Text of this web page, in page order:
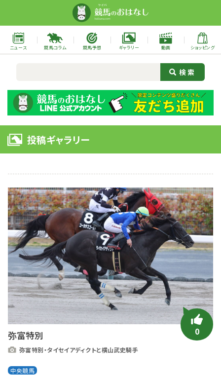
ニュース 競馬コラム 競馬予想 ギャラリー 動画 ショッピング
投稿ギャラリー
0
弥富特別
弥富特別・タイセイアディクトと横山武史騎手
中央競馬